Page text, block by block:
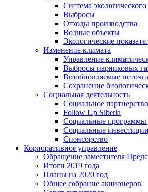
Система
Выбросы
Отходы производства
Водные объекты
Экологические
Изменение климата
Управление
Выбросы парниковых
Возобновляемые
Сохранение
Социальная деятельность
Социальное партнерство
Follow Up Siberia
Социальные программы
Социальные инвестиции
Спонсорство
Корпоративное управление
Обращение заместителя
Итоги 2019 года
Планы на 2020 год
Общее собрание акционеров